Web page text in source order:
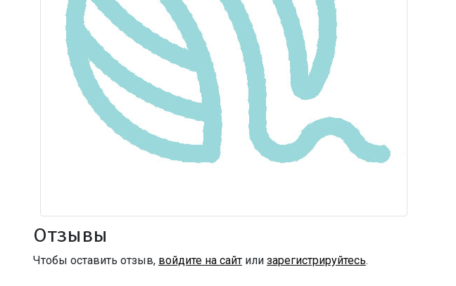
Отзывы
Чтобы оставить отзыв, войдите на сайт или зарегистрируйтесь.